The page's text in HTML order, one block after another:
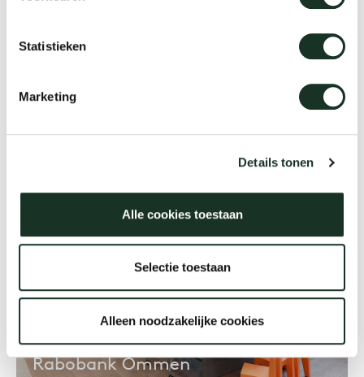
Statistieken
Marketing
Details tonen
Alle cookies toestaan
Selectie toestaan
Alleen noodzakelijke cookies
Ontwikkelingsbank Den Haag
Rabobank Ommen